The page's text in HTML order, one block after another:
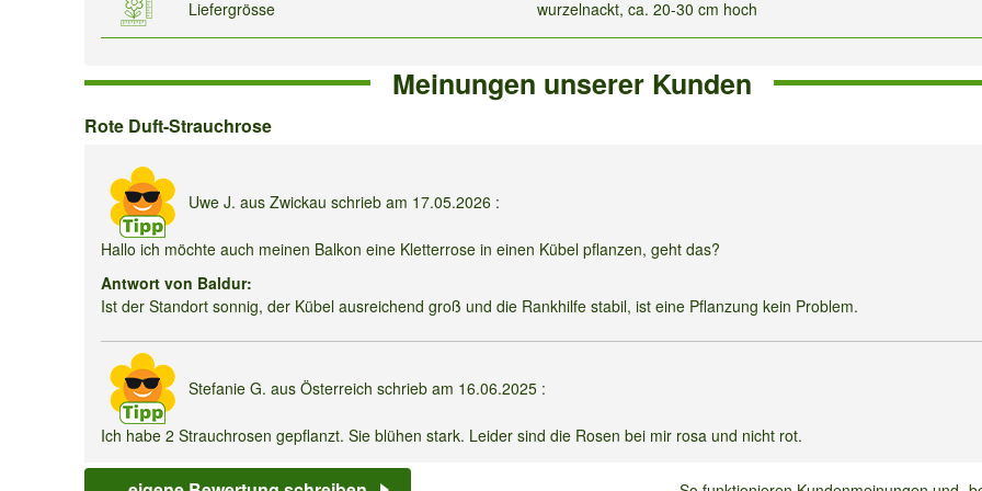
Liefergrösse wurzelnackt, ca. 20-30 cm hoch
Meinungen unserer Kunden
Rote
Strauchrose
Rote Duft-Strauchrose
Uwe J. aus Zwickau schrieb am 17.05.2026 :
Hallo ich möchte auch meinen Balkon eine Kletterrose in einen Kübel pflanzen, geht das?
Antwort von Baldur:
Ist der Standort sonnig, der Kübel ausreichend groß und die Rankhilfe stabil, ist eine Pflanzung kein Problem.
Stefanie G. aus Österreich schrieb am 16.06.2025 :
Ich habe 2 Strauchrosen gepflanzt. Sie blühen stark. Leider sind die Rosen bei mir rosa und nicht rot.
Antwort von Baldur: